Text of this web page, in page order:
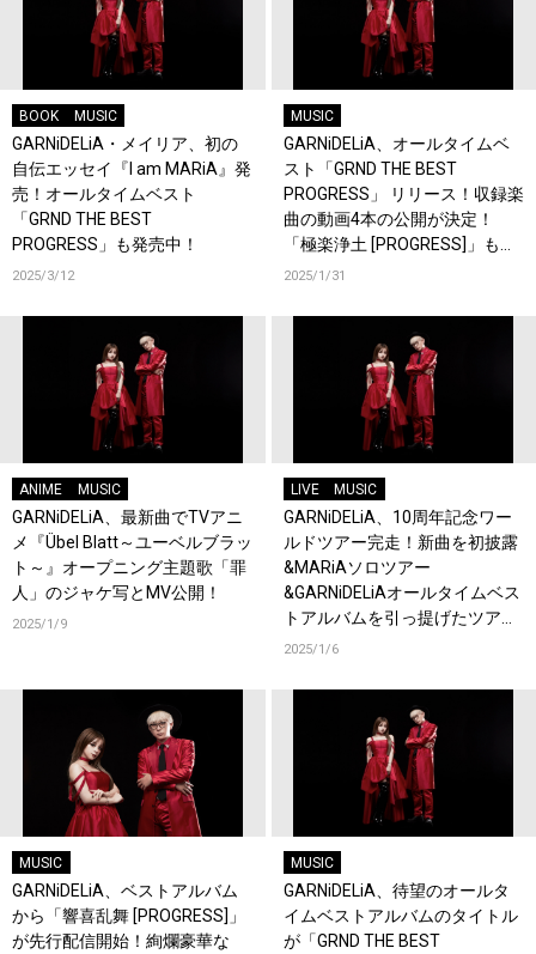
BOOK MUSIC
GARNiDELiA・メイリア、初の
自伝エッセイ『I am MARiA』発
売！オールタイムベスト
「GRND THE BEST
PROGRESS」も発売中！
2025/3/12
MUSIC
GARNiDELiA、オールタイムベ
スト「GRND THE BEST
PROGRESS」 リリース！収録楽
曲の動画4本の公開が決定！
「極楽浄土 [PROGRESS]」も公
開！
2025/1/31
ANIME MUSIC
GARNiDELiA、最新曲でTVアニ
メ『Übel Blatt～ユーベルブラッ
ト～』オープニング主題歌「罪
人」のジャケ写とMV公開！
2025/1/9
LIVE MUSIC
GARNiDELiA、10周年記念ワー
ルドツアー完走！新曲を初披露
&MARiAソロツアー
&GARNiDELiAオールタイムベス
トアルバムを引っ提げたツアー
を発表！
2025/1/6
MUSIC
GARNiDELiA、ベストアルバム
から「響喜乱舞 [PROGRESS]」
が先行配信開始！絢爛豪華な
MUSIC
GARNiDELiA、待望のオールタ
イムベストアルバムのタイトル
が「GRND THE BEST